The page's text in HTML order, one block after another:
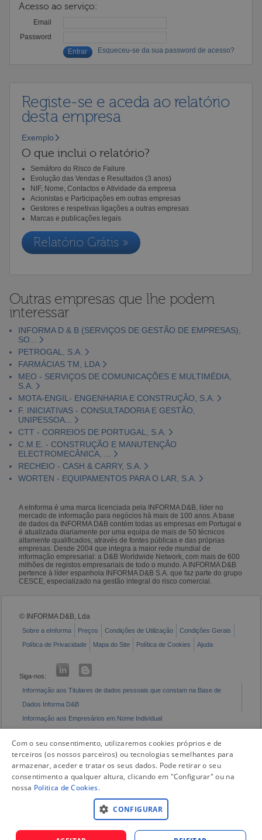
Acesso ao serviço:
Email
Password
Esqueceu-se da sua password de acesso?
Registe-se e aceda ao relatório
desta empresa
Exemplo
O que inclui o relatório?
Semáforo do Risco de Failure
Evolução das Vendas e Resultados (3 anos)
NIF, Nome, Contactos e Atividade da empresa
Acionistas e Participações em outras empresas
Gestores e respetivas ligações a outras empresas
Marcas e publicações legais
Relatório Grátis »
Outras empresas que lhe podem
interessar
INFORMA D & B (SERVIÇOS DE GESTÃO DE EMPRESAS),
SO...
PETROGAL, S.A.
FARMÁCIAS TM, LDA
MEO - SERVIÇOS DE COMUNICAÇÕES E MULTIMÉDIA,
S.A.
MOTA-ENGIL- ENGENHARIA E CONSTRUÇÃO, S.A.
F. INICIATIVAS - CONSULTADORIA E GESTÃO,
UNIPESSOA...
CTT - CORREIOS DE PORTUGAL, S.A.
C.M.E. - CONSTRUÇÃO E MANUTENÇÃO
ELECTROMECÂNICA, ...
RECHEIO - CASH & CARRY, S.A.
WORTEN - EQUIPAMENTOS PARA O LAR, S.A.
A eInforma é uma marca licenciada pela INFORMA D&B, líder no
mercado de informação para negócios há mais de 100 anos. A base
de dados da INFORMA D&B contém todas as empresas em Portugal e
é atualizada diariamente por uma equipa de mais de 50 técnicos
altamente qualificados, através de fontes públicas e das próprias
empresas. Desde 2004 que integra a maior rede mundial de
informação empresarial: a D&B Worldwide Network, com mais de 600
milhões de registos empresariais de todo o mundo. A INFORMA D&B
pertence à líder espanhola INFORMA D&B S.A. que faz parte do grupo
CESCE, especializado na gestão integral do risco comercial.
© INFORMA D&B, Lda
Sobre a eInforma Preços Condições de Utilização
Condições Gerais
Política de Privacidade
Mapa do Site Política de Cookies Ajuda
Siga-nos:
Informação aos Titulares de dados pessoais que constam na Base de
Dados Informa D&B
Informação aos Empresários em Nome Individual
Com o seu consentimento, utilizaremos cookies próprios e de
terceiros (os nossos parceiros) ou tecnologias semelhantes para
armazenar, aceder e tratar os seus dados. Pode retirar o seu
consentimento a qualquer altura, clicando em "Configurar" ou na
nossa Politica de Cookies.
CONFIGURAR